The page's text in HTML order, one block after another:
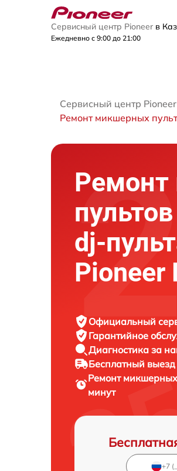
Сервисный центр Pioneer в
Ежедневно с 9:00 до 21:00
Сервисный центр Pioneer
Ремонт микшерных
dj-
Pioneer
Официальный
Гарантийное
Диагностика за
Бесплатный
Ремонт микшерных
минут